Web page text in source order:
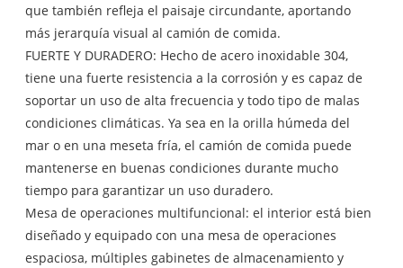
que también refleja el paisaje circundante, aportando
más jerarquía visual al camión de comida.
FUERTE Y DURADERO: Hecho de acero inoxidable 304,
tiene una fuerte resistencia a la corrosión y es capaz de
soportar un uso de alta frecuencia y todo tipo de malas
condiciones climáticas. Ya sea en la orilla húmeda del
mar o en una meseta fría, el camión de comida puede
mantenerse en buenas condiciones durante mucho
tiempo para garantizar un uso duradero.
Mesa de operaciones multifuncional: el interior está bien
diseñado y equipado con una mesa de operaciones
espaciosa, múltiples gabinetes de almacenamiento y